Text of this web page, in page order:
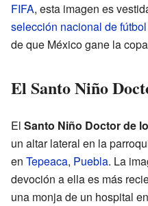
FIFA, esta imagen es
selección nacional de
de que México gane la
El Santo Niño
El Santo Niño Doctor de
un altar lateral en la
en Tepeaca, Puebla. La
devoción a ella es más
una monja de un hospital